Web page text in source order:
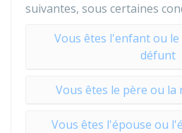
suivantes, sous certaines
Vous êtes l'enfant ou
défunt
Vous êtes le père ou la
Vous êtes l'épouse ou